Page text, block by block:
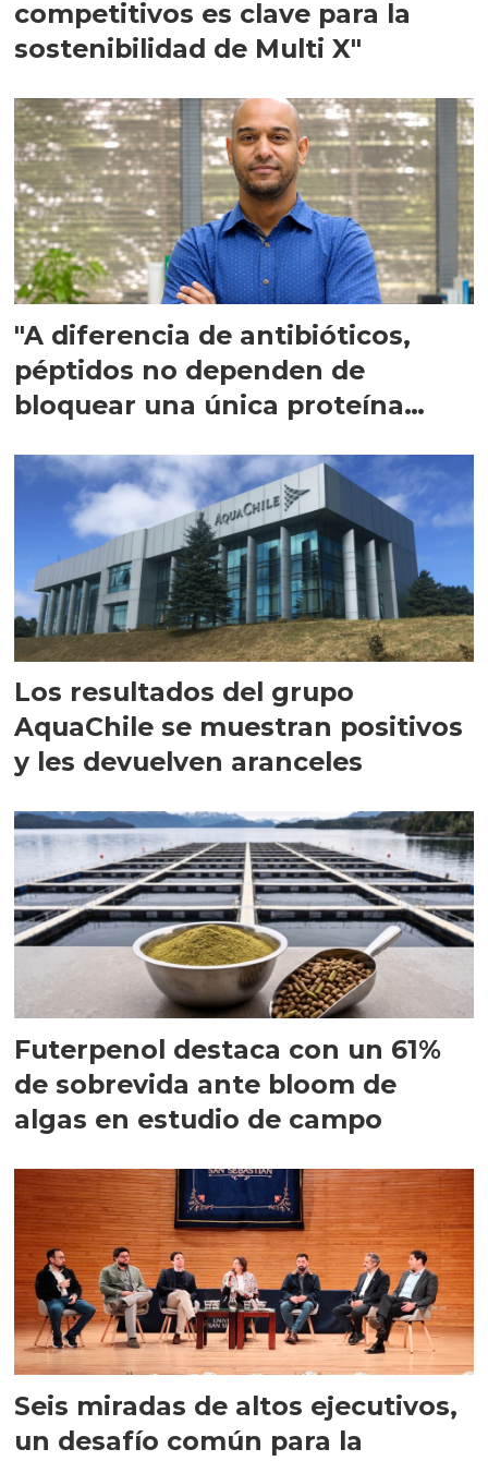
competitivos es clave para la
sostenibilidad de Multi X"
"A diferencia de antibióticos,
péptidos no dependen de
bloquear una única proteína
Los resultados del grupo
AquaChile se muestran positivos
y les devuelven aranceles
Futerpenol destaca con un 61%
de sobrevida ante bloom de
algas en estudio de campo
Seis miradas de altos ejecutivos,
un desafío común para la